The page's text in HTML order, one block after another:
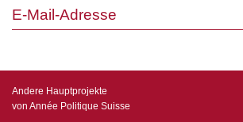
Andere Hauptprojekte
von Année Politique Suisse